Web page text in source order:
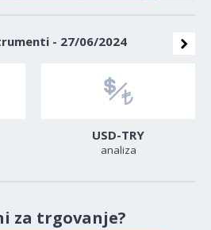
- 27/06/2024
USD-TRY
analiza
za trgovanje?